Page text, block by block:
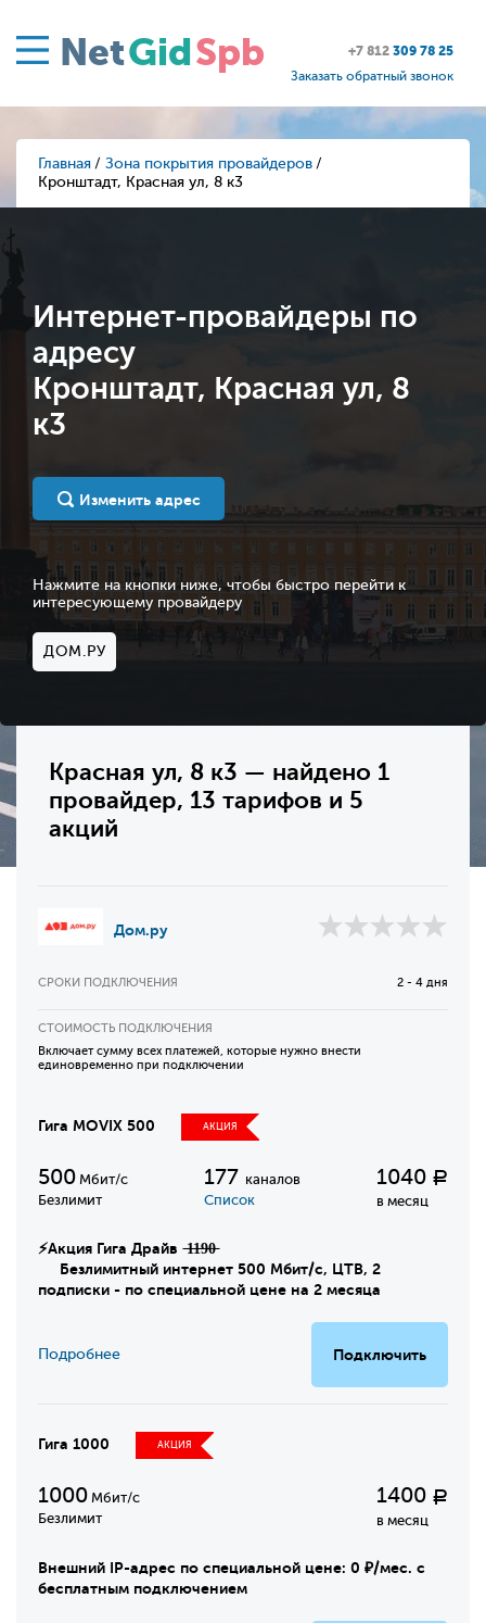
NetGidSpb +7 812 309 78 25
Заказать обратный звонок
Главная
Зона покрытия провайдеров
Кронштадт, Красная ул, 8 к3
Интернет-провайдеры по
адресу
Кронштадт, Красная ул, 8
к3
Изменить адрес
Нажмите на кнопки ниже, чтобы быстро перейти к
интересующему провайдеру
ДОМ.РУ
Красная ул, 8 к3 — найдено 1
провайдер, 13 тарифов и 5
акций
Дом.ру
СРОКИ ПОДКЛЮЧЕНИЯ 2 - 4 дня
СТОИМОСТЬ ПОДКЛЮЧЕНИЯ
Включает сумму всех платежей, которые нужно внести
единовременно при подключении
Гига MOVIX 500 АКЦИЯ
500 Мбит/с
Безлимит
177 каналов
Список
1040 Р
в месяц
⚡Акция Гига Драйв ̶1̶1̶9̶0̶
Безлимитный интернет 500 Мбит/с, ЦТВ, 2
подписки - по специальной цене на 2 месяца
Подключить
Подробнее
Гига 1000 АКЦИЯ
1000 Мбит/с
Безлимит
1400 Р
в месяц
Внешний IP-адрес по специальной цене: 0 ₽/мес. с
бесплатным подключением